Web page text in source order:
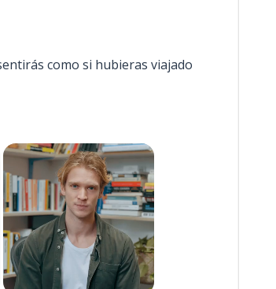
como si hubieras viajado